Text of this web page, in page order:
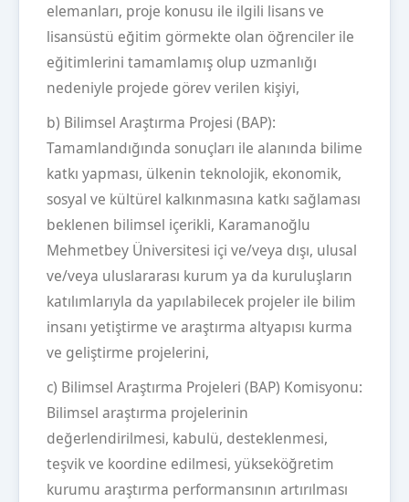
elemanları, proje konusu ile ilgili lisans ve
lisansüstü eğitim görmekte olan öğrenciler ile
eğitimlerini tamamlamış olup uzmanlığı
nedeniyle projede görev verilen kişiyi,
b) Bilimsel Araştırma Projesi (BAP):
Tamamlandığında sonuçları ile alanında bilime
katkı yapması, ülkenin teknolojik, ekonomik,
sosyal ve kültürel kalkınmasına katkı sağlaması
beklenen bilimsel içerikli, Karamanoğlu
Mehmetbey Üniversitesi içi ve/veya dışı, ulusal
ve/veya uluslararası kurum ya da kuruluşların
katılımlarıyla da yapılabilecek projeler ile bilim
insanı yetiştirme ve araştırma altyapısı kurma
ve geliştirme projelerini,
c) Bilimsel Araştırma Projeleri (BAP) Komisyonu:
Bilimsel araştırma projelerinin
değerlendirilmesi, kabulü, desteklenmesi,
teşvik ve koordine edilmesi, yükseköğretim
kurumu araştırma performansının artırılması